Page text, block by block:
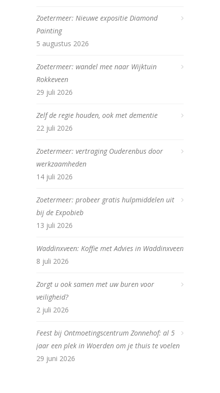
Zoetermeer: Nieuwe expositie Diamond
Painting
5 augustus 2026
Zoetermeer: wandel mee naar Wijktuin
Rokkeveen
29 juli 2026
Zelf de regie houden, ook met dementie
22 juli 2026
Zoetermeer: vertraging Ouderenbus door
werkzaamheden
14 juli 2026
Zoetermeer: probeer gratis hulpmiddelen uit
bij de Expobieb
13 juli 2026
Waddinxveen: Koffie met Advies in Waddinxveen
8 juli 2026
Zorgt u ook samen met uw buren voor
veiligheid?
2 juli 2026
Feest bij Ontmoetingscentrum Zonnehof: al 5
jaar een plek in Woerden om je thuis te voelen
29 juni 2026